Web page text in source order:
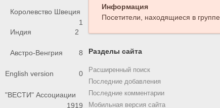
Королевство Швеция
1
Индия
2
Австро-Венгрия 8
English version 0
"ВЕСТИ" Ассоциации
1919
Информация
Посетители, находящиеся в группе
Разделы сайта
Расширенный поиск
Последние добавления
Последние комментарии
Мобильная версия сайта